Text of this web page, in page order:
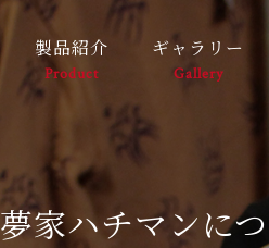
製品紹介
Product
ギャラリー
Gallery
夢家ハチマンに